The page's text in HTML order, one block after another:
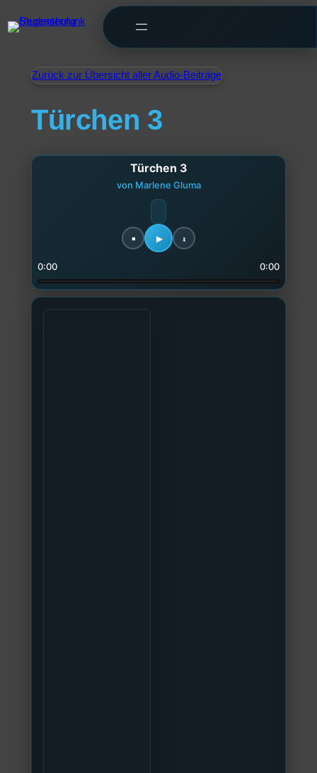
Zurück zur Übersicht aller Audio-Beiträge
Türchen 3
Türchen 3
von Marlene Gluma
0:00 0:00